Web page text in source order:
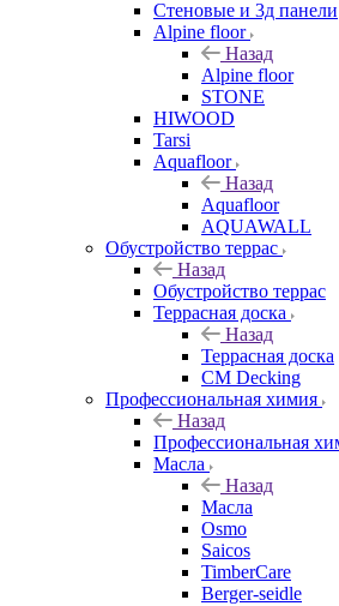
Стеновые и 3д панели
Alpine floor
Назад
Alpine floor
STONE
HIWOOD
Tarsi
Aquafloor
Назад
Aquafloor
AQUAWALL
Обустройство террас
Назад
Обустройство террас
Террасная доска
Назад
Террасная доска
CM Decking
Профессиональная химия
Назад
Профессиональная
Масла
Назад
Масла
Osmo
Saicos
TimberCare
Berger-seidle